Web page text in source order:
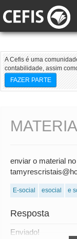
A Cefis é uma
contabilidade, assim
FAZER PARTE
enviar o material
E-social esocial e
Resposta
Enviado!